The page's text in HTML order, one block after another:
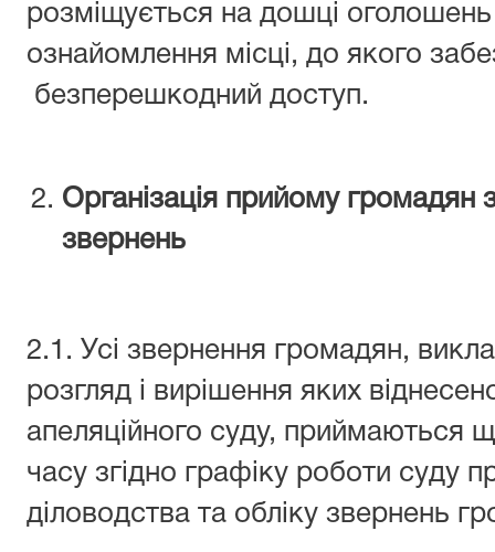
розміщується на дошці
ознайомлення місці, до якого
безперешкодний доступ.
Організація прийому громадян
звернень
2.1. Усі звернення громадян,
розгляд і вирішення яких
апеляційного суду, приймаються
часу згідно графіку роботи суду
діловодства та обліку звернень